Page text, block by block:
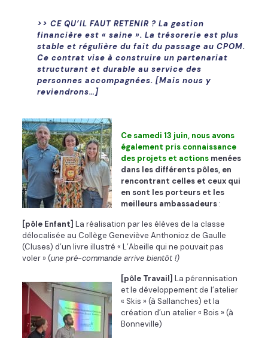
>> CE QU’IL FAUT RETENIR ? La gestion
financière est « saine ». La trésorerie est plus
stable et régulière du fait du passage au CPOM.
Ce contrat vise à construire un partenariat
structurant et durable au service des
personnes accompagnées. [Mais nous y
reviendrons…]
Ce samedi 13 juin, nous avons
également pris connaissance
des projets et actionsmenées
dans les différents pôles, en
rencontrant celles et ceux qui
en sont les porteurs et les
meilleurs ambassadeurs:
[pôle Enfant] La réalisation par les élèves de la classe
délocalisée au Collège Geneviève Anthonioz de Gaulle
(Cluses) d’un livre illustré « L’Abeille qui ne pouvait pas
voler » (une pré-commande arrive bientôt !)
[pôle Travail] La pérennisation
et le développement de l’atelier
« Skis » (à Sallanches) et la
création d’un atelier « Bois » (à
Bonneville)